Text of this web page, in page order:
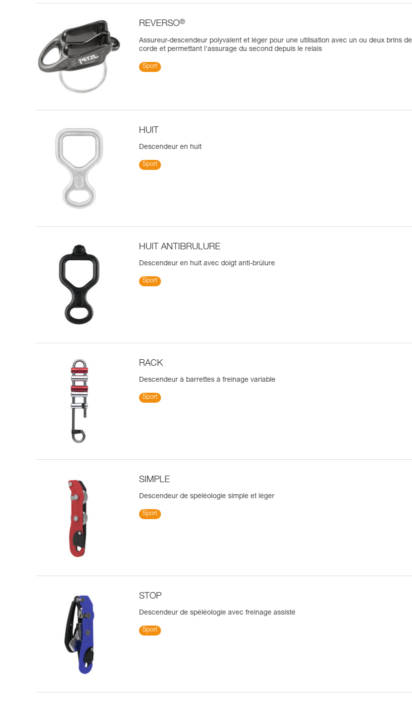
REVERSO®
Assureur-descendeur polyvalent et léger pour une utilisation avec un ou deux brins de
corde et permettant l'assurage du second depuis le relais
Sport
HUIT
Descendeur en huit
Sport
HUIT ANTIBRULURE
Descendeur en huit avec doigt anti-brûlure
Sport
RACK
Descendeur à barrettes à freinage variable
Sport
SIMPLE
Descendeur de spéléologie simple et léger
Sport
STOP
Descendeur de spéléologie avec freinage assisté
Sport